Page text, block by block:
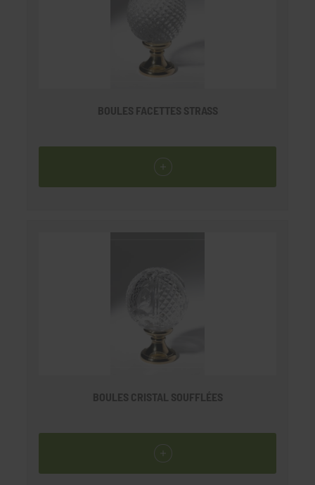
BOULES FACETTES STRASS
BOULES CRISTAL SOUFFLÉES